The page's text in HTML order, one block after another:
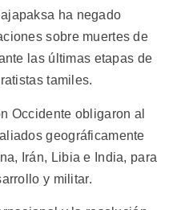
ha negado
sobre muertes de
las últimas etapas de
tamiles.
Occidente obligaron al
geográficamente
Irán, Libia e India, para
y militar.